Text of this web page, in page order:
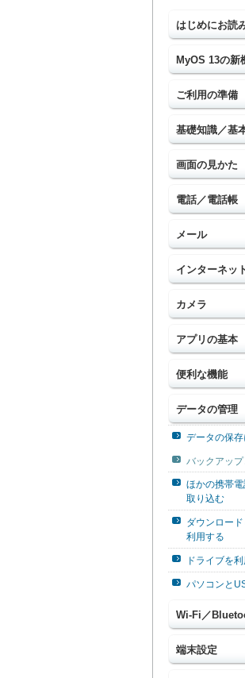
はじめにお読
MyOS 13の新
ご利用の準備
基礎知識／基
画面の見かた
電話／電話帳
メール
インターネッ
カメラ
アプリの基本
便利な機能
データの管理
データの保
バックアッ
ほかの携帯
取り込む
ダウンロー
利用する
ドライブを
パソコンと
Wi-Fi／
端末設定